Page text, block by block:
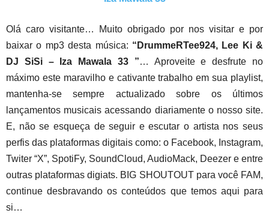
Olá caro visitante… Muito obrigado por nos visitar e por
baixar o mp3 desta música: “DrummeRTee924, Lee Ki &
DJ SiSi – Iza Mawala 33 ”… Aproveite e desfrute no
máximo este maravilho e cativante trabalho em sua playlist,
mantenha-se sempre actualizado sobre os últimos
lançamentos musicais acessando diariamente o nosso site.
E, não se esqueça de seguir e escutar o artista nos seus
perfis das plataformas digitais como: o Facebook, Instagram,
Twiter “X”, SpotiFy, SoundCloud, AudioMack, Deezer e entre
outras plataformas digiats. BIG SHOUTOUT para você FAM,
continue desbravando os conteúdos que temos aqui para
si…